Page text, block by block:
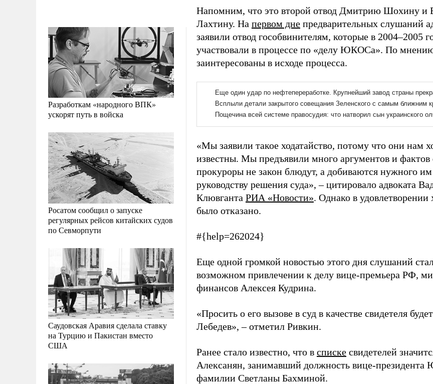
Разработкам «народного ВПК»
ускорят путь в войска
Росатом сообщил о запуске
регулярных рейсов китайских судов
по Севморпути
Саудовская Аравия сделала ставку
на Турцию и Пакистан вместо
США
Напомним, что это второй отвод Дмитрию Шохину и
Лахтину. На первом дне предварительных слушаний
заявили отвод гособвинителям, которые в 2004–2005
участвовали в процессе по «делу ЮКОСа». По
заинтересованы в исходе процесса.
«Мы заявили такое ходатайство, потому что они нам
известны. Мы предъявили много аргументов и фактов
прокуроры не закон блюдут, а добиваются нужного
руководству решения суда», – цитировало адвоката
Клювганта РИА «Новости». Однако в удовлетворении
было отказано.
#{help=262024}
Еще одной громкой новостью этого дня слушаний
возможном привлечении к делу вице-премьера РФ,
финансов Алексея Кудрина.
«Просить о его вызове в суд в качестве свидетеля
Лебедев», – отметил Ривкин.
Ранее стало известно, что в списке свидетелей
Алексанян, занимавший должность вице-
фамилии Светланы Бахминой.